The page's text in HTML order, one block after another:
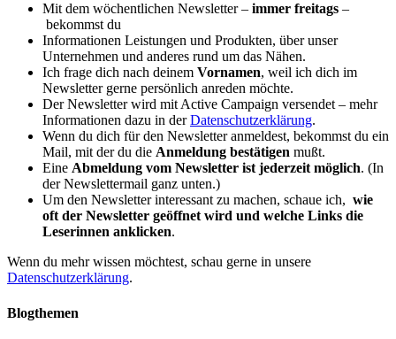
Mit dem wöchentlichen Newsletter – immer freitags –
bekommst du
Informationen Leistungen und Produkten, über unser
Unternehmen und anderes rund um das Nähen.
Ich frage dich nach deinem Vornamen, weil ich dich im
Newsletter gerne persönlich anreden möchte.
Der Newsletter wird mit Active Campaign versendet – mehr
Informationen dazu in derDatenschutzerklärung.
Wenn du dich für den Newsletter anmeldest, bekommst du ein
Mail, mit der du die Anmeldung bestätigen mußt.
Eine Abmeldung vom Newsletter ist jederzeit möglich. (In
der Newslettermail ganz unten.)
Um den Newsletter interessant zu machen, schaue ich, wie
oft der Newsletter geöffnet wird und welche Links die
Leserinnen anklicken.
Wenn du mehr wissen möchtest, schau gerne in unsere
Datenschutzerklärung.
Blogthemen